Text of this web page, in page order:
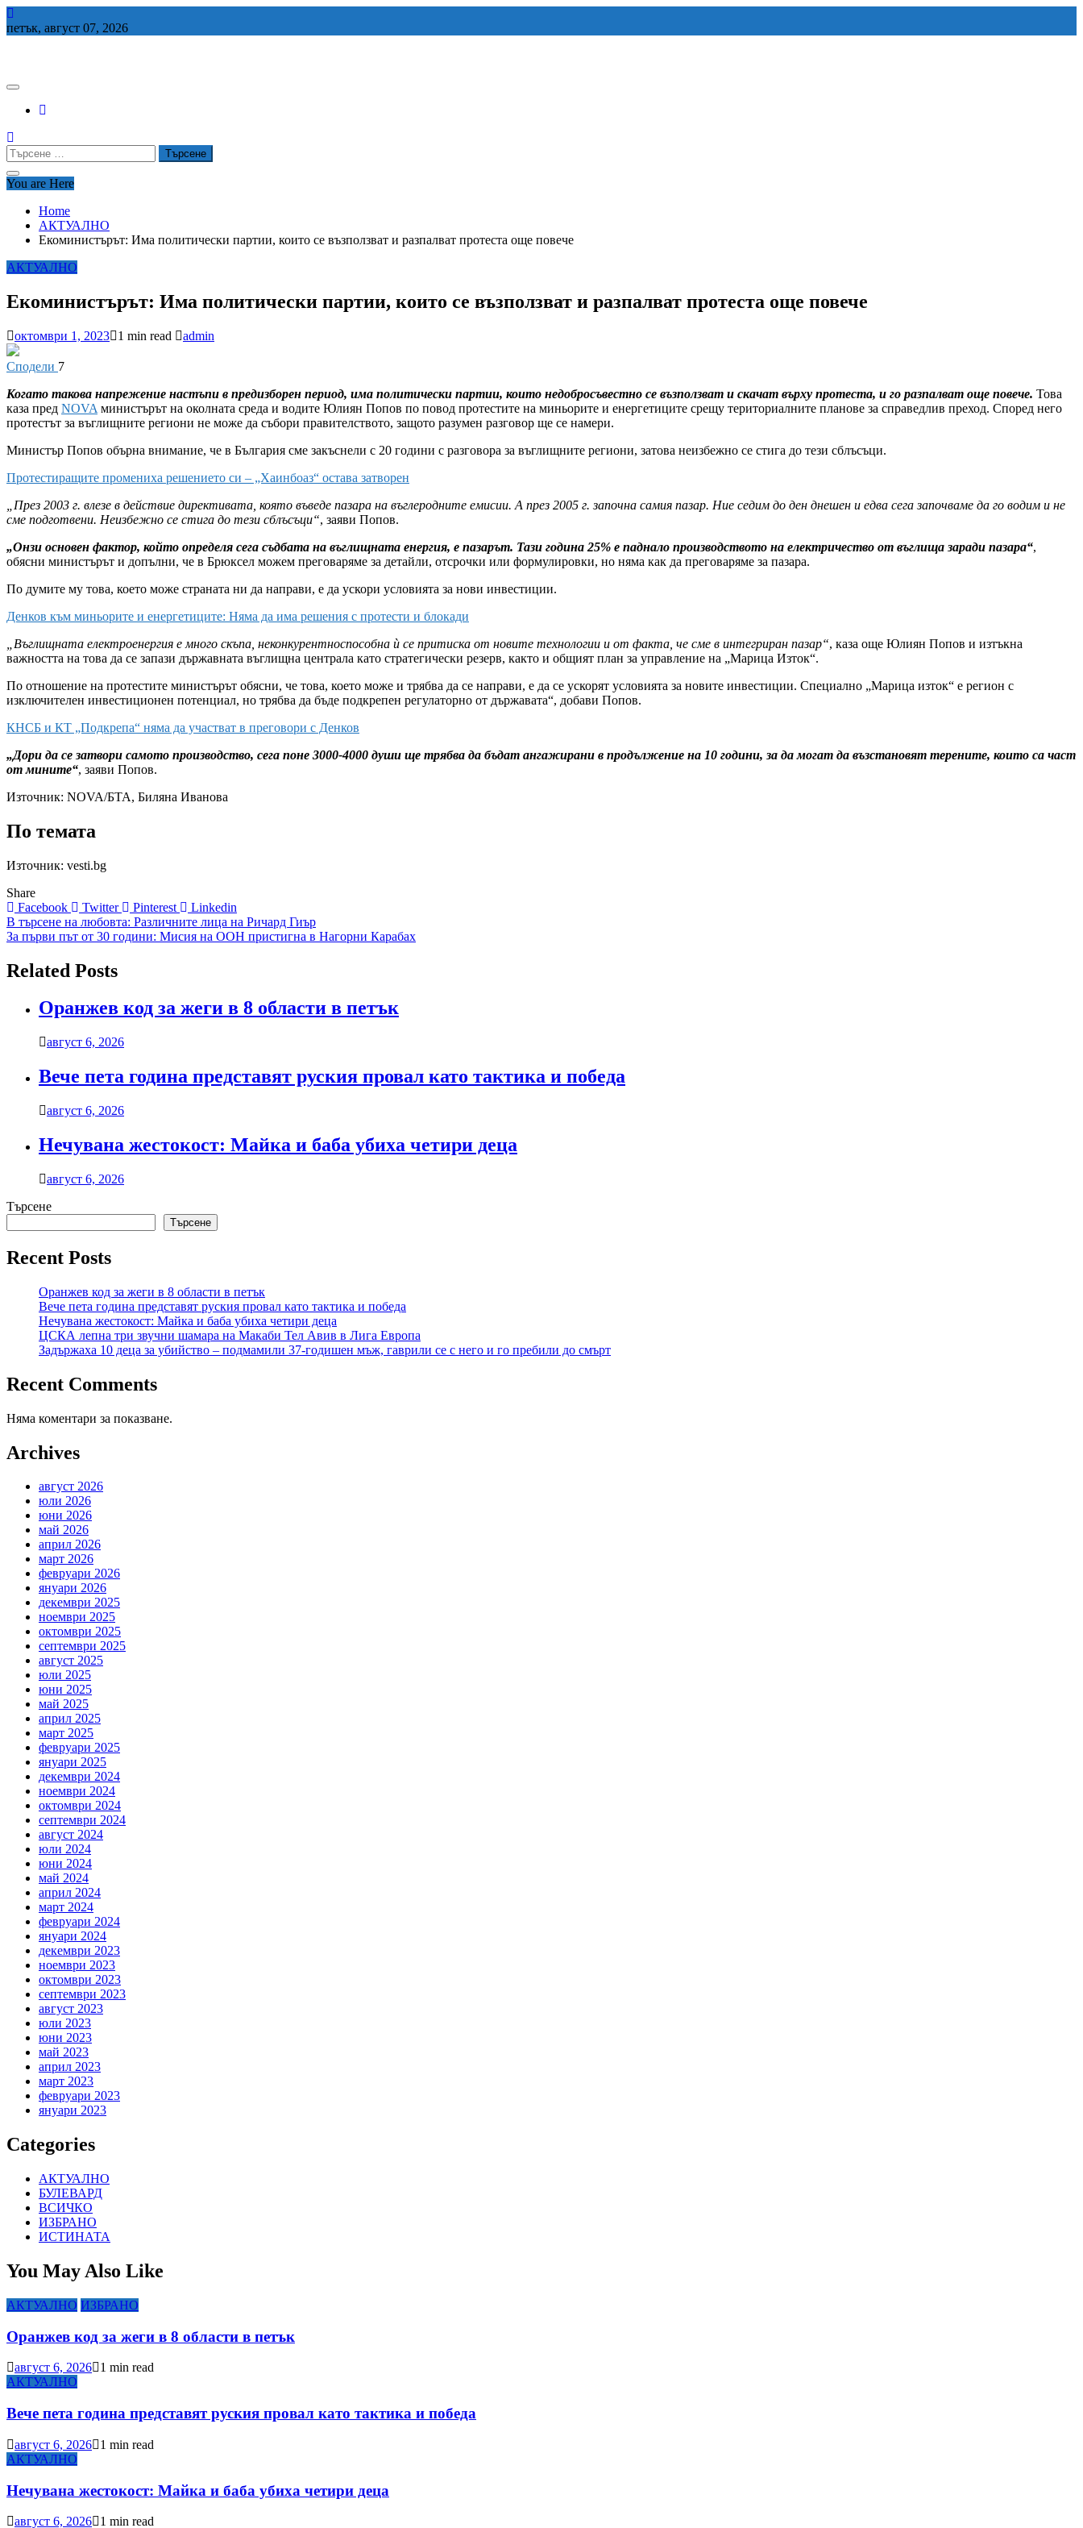
Skip
to
петък, август 07, 2026
Търсене
за:
You are Here
Home
АКТУАЛНО
Екоминистърът: Има политически партии, които се възползват и разпалват протеста още повече
АКТУАЛНО
Екоминистърът: Има политически партии, които се възползват и разпалват протеста още повече
октомври 1, 2023 1 min read admin
Сподели 7
Когато такова напрежение настъпи в предизборен период, има политически партии, които недобросъвестно се възползват и скачат върху протеста, и го разпалват още повече. Това
каза пред NOVA министърът на околната среда и водите Юлиян Попов по повод протестите на миньорите и енергетиците срещу териториалните планове за справедлив преход. Според него
протестът за въглищните региони не може да събори правителството, защото разумен разговор ще се намери.
Министър Попов обърна внимание, че в България сме закъснели с 20 години с разговора за въглищните региони, затова неизбежно се стига до тези сблъсъци.
Протестиращите промениха решението си – „Хаинбоаз“ остава затворен
„През 2003 г. влезе в действие директивата, която въведе пазара на въглеродните емисии. А през 2005 г. започна самия пазар. Ние седим до ден днешен и едва сега започваме да го водим и не
сме подготвени. Неизбежно се стига до тези сблъсъци“, заяви Попов.
„Онзи основен фактор, който определя сега съдбата на въглищната енергия, е пазарът. Тази година 25% е паднало производството на електричество от въглища заради пазара“,
обясни министърът и допълни, че в Брюксел можем преговаряме за детайли, отсрочки или формулировки, но няма как да преговаряме за пазара.
По думите му това, което може страната ни да направи, е да ускори условията за нови инвестиции.
Денков към миньорите и енергетиците: Няма да има решения с протести и блокади
„Въглищната електроенергия е много скъпа, неконкурентноспособна ѝ се притиска от новите технологии и от факта, че сме в интегриран пазар“, каза още Юлиян Попов и изтъкна
важността на това да се запази държавната въглищна централа като стратегически резерв, както и общият план за управление на „Марица Изток“.
По отношение на протестите министърът обясни, че това, което може и трябва да се направи, е да се ускорят условията за новите инвестиции. Специално „Марица изток“ е регион с
изключителен инвестиционен потенциал, но трябва да бъде подкрепен регулаторно от държавата“, добави Попов.
КНСБ и КТ „Подкрепа“ няма да участват в преговори с Денков
„Дори да се затвори самото производство, сега поне 3000-4000 души ще трябва да бъдат ангажирани в продължение на 10 години, за да могат да възстановят терените, които са част
от мините“, заяви Попов.
Източник: NOVA/БТА, Биляна Иванова
По темата
Източник: vesti.bg
Share
Facebook
Twitter Pinterest Linkedin
Навигация
В търсене на любовта: Различните лица на Ричард Гиър
За първи път от 30 години: Мисия на ООН пристигна в Нагорни Карабах
Related Posts
Оранжев код за жеги в 8 области в петък
август 6, 2026
Вече пета година представят руския провал като тактика и победа
август 6, 2026
Нечувана жестокост: Майка и баба убиха четири деца
август 6, 2026
Търсене
Търсене
Recent Posts
Оранжев код за жеги в 8 области в петък
Вече пета година представят руския провал като тактика и победа
Нечувана жестокост: Майка и баба убиха четири деца
ЦСКА лепна три звучни шамара на Макаби Тел Авив в Лига Европа
Задържаха 10 деца за убийство – подмамили 37-годишен мъж, гаврили се с него и го пребили до смърт
Recent Comments
Няма коментари за показване.
Archives
август 2026
юли 2026
юни 2026
май 2026
април 2026
март 2026
февруари 2026
януари 2026
декември 2025
ноември 2025
октомври 2025
септември 2025
август 2025
юли 2025
юни 2025
май 2025
април 2025
март 2025
февруари 2025
януари 2025
декември 2024
ноември 2024
октомври 2024
септември 2024
август 2024
юли 2024
юни 2024
май 2024
април 2024
март 2024
февруари 2024
януари 2024
декември 2023
ноември 2023
октомври 2023
септември 2023
август 2023
юли 2023
юни 2023
май 2023
април 2023
март 2023
февруари 2023
януари 2023
Categories
АКТУАЛНО
БУЛЕВАРД
ВСИЧКО
ИЗБРАНО
ИСТИНАТА
You May Also Like
АКТУАЛНО ИЗБРАНО
Оранжев код за жеги в 8 области в петък
август 6, 2026
1 min read
АКТУАЛНО
Вече пета година представят руския провал като тактика и победа
август 6, 2026
1 min read
АКТУАЛНО
Нечувана жестокост: Майка и баба убиха четири деца
август 6, 2026 1 min read